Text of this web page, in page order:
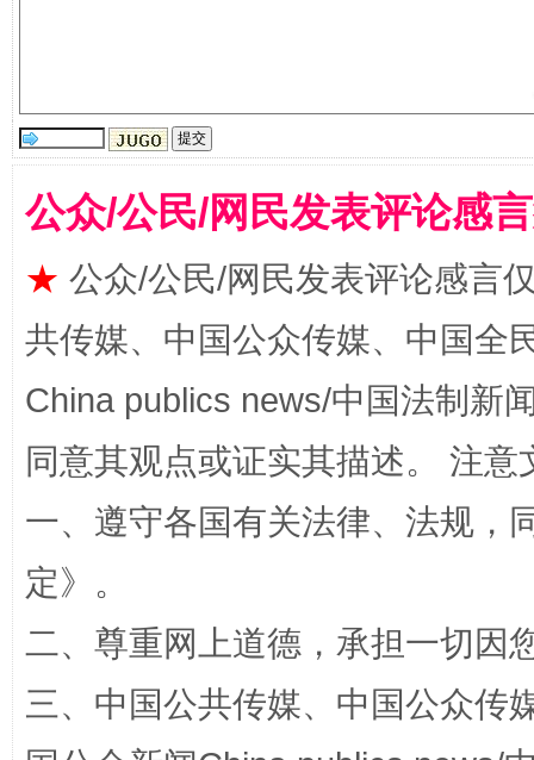
揭批美国五大"原罪" "
解纷+调解+退费，一次搞定
公众/公民/网民发表评论感
★ 公众/公民/网民发表评论感言
共传媒、中国公众传媒、中国全
China publics news/中国法制新
同意其观点或证实其描述。 注
一、遵守各国有关法律、法规，
定》。
二、尊重网上道德，承担一切因
三、中国公共传媒、中国公众传